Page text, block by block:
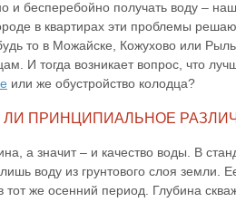
и бесперебойно получать воду –
в квартирах эти проблемы
то в Можайске, Кожухово или
И тогда возникает вопрос, что
или же обустройство колодца?
ЛИ ПРИНЦИПИАЛЬНОЕ
а значит – и качество воды. В
воду из грунтового слоя земли.
тот же осенний период. Глубина